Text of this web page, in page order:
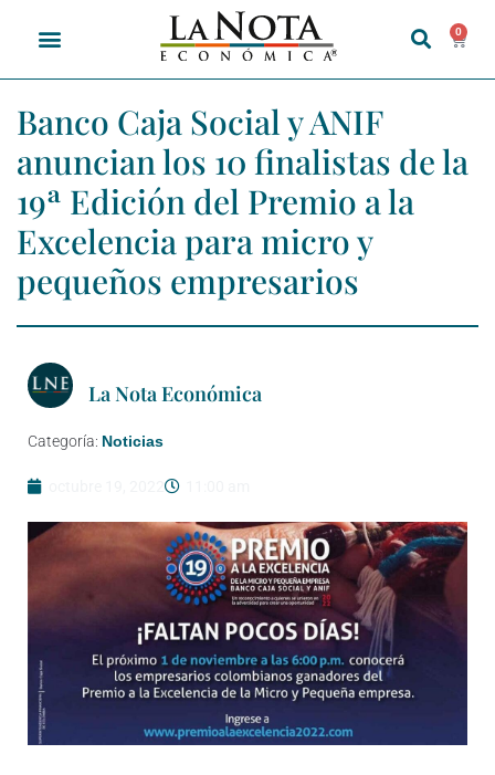
0
Banco Caja Social y ANIF
anuncian los 10 finalistas de la
19ª Edición del Premio a la
Excelencia para micro y
pequeños empresarios
La Nota Económica
Categoría: Noticias